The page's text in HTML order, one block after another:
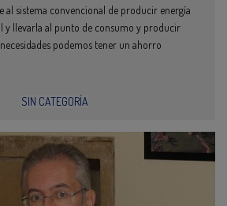
al sistema convencional de producir energía
y llevarla al punto de consumo y producir
podemos tener un ahorro
SIN CATEGORÍA